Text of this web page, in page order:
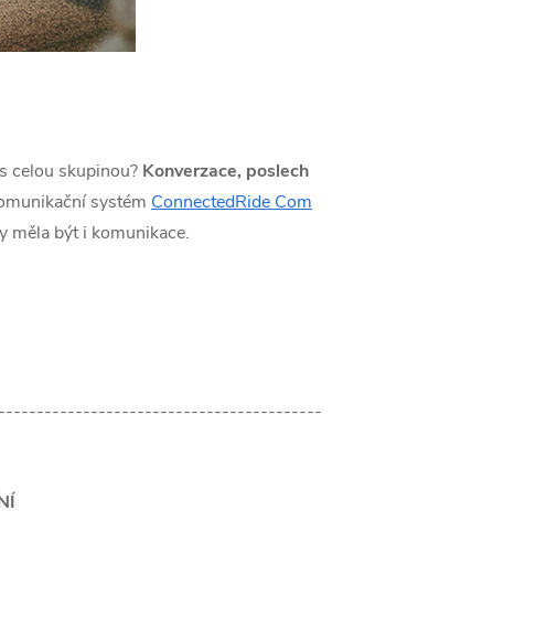
celou skupinou? Konverzace, poslech
systém ConnectedRide Com
měla být i komunikace.